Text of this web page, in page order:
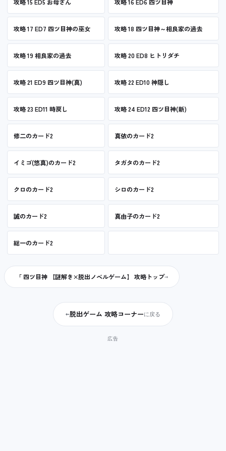
攻略 15 ED5 お母さん 攻略 16 ED6 四ツ目神
攻略 17 ED7 四ツ目神の巫女 攻略 18 四ツ目神～相良家の過去
攻略 19 相良家の過去 攻略 20 ED8 ヒトリダチ
攻略 21 ED9 四ツ目神(真) 攻略 22 ED10 神隠し
攻略 23 ED11 時戻し 攻略 24 ED12 四ツ目神(新)
修二のカード2 真依のカード2
イミゴ(悠真)のカード2 タガタのカード2
クロのカード2 シロのカード2
誠のカード2 真由子のカード2
総一のカード2
「 四ツ目神 【謎解き×脱出ノベルゲーム】 攻略トップ
←脱出ゲーム 攻略コーナーに戻る